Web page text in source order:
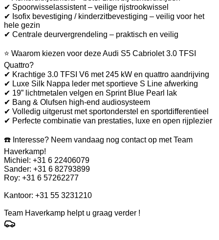
✔ Spoorwisselassistent – veilige rijstrookwissel
✔ Isofix bevestiging / kinderzitbevestiging – veilig voor het
hele gezin
✔ Centrale deurvergrendeling – praktisch en veilig
⭐ Waarom kiezen voor deze Audi S5 Cabriolet 3.0 TFSI
Quattro?
✔ Krachtige 3.0 TFSI V6 met 245 kW en quattro aandrijving
✔ Luxe Silk Nappa leder met sportieve S Line afwerking
✔ 19” lichtmetalen velgen en Sprint Blue Pearl lak
✔ Bang & Olufsen high-end audiosysteem
✔ Volledig uitgerust met sportonderstel en sportdifferentieel
✔ Perfecte combinatie van prestaties, luxe en open rijplezier
☎️ Interesse? Neem vandaag nog contact op met Team
Haverkamp!
Michiel: +31 6 22406079
Sander: +31 6 82793899
Roy: +31 6 57262277
Kantoor: +31 55 3231210
Team Haverkamp helpt u graag verder !